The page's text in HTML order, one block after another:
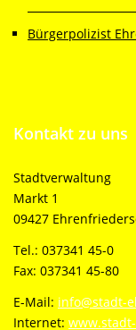
Bürgerpolizist
Kontakt zu uns
Stadtverwaltung
Markt 1
09427
Tel.: 037341 45-0
Fax: 037341 45-80
E-Mail: info@stadt-
Internet: